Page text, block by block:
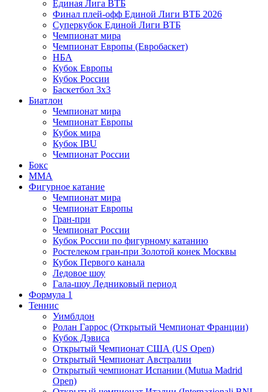
Единая Лига ВТБ
Финал плей-офф Единой Лиги ВТБ 2026
Суперкубок Единой Лиги ВТБ
Чемпионат мира
Чемпионат Европы (Евробаскет)
НБА
Кубок Европы
Кубок России
Баскетбол 3х3
Биатлон
Чемпионат мира
Чемпионат Европы
Кубок мира
Кубок IBU
Чемпионат России
Бокс
MMA
Фигурное катание
Чемпионат мира
Чемпионат Европы
Гран-при
Чемпионат России
Кубок России по фигурному катанию
Ростелеком гран-при Золотой конек Москвы
Кубок Первого канала
Ледовое шоу
Гала-шоу Ледниковый период
Формула 1
Теннис
Уимблдон
Ролан Гаррос (Открытый Чемпионат Франции)
Кубок Дэвиса
Открытый Чемпионат США (US Open)
Открытый Чемпионат Австралии
Открытый чемпионат Испании (Mutua Madrid
Open)